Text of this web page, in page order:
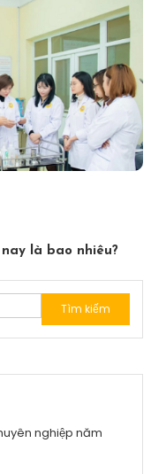
là bao nhiêu?
Tìm
kiếm
nghiệp năm